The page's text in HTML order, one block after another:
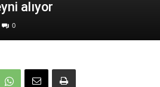
alıyor
0